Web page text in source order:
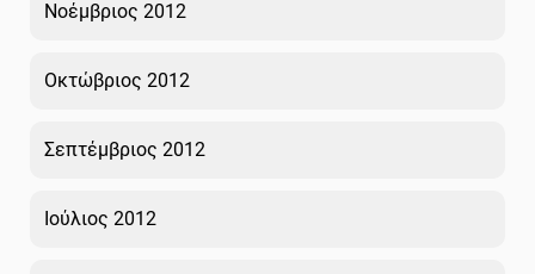
Νοέμβριος 2012
Οκτώβριος 2012
Σεπτέμβριος 2012
Ιούλιος 2012